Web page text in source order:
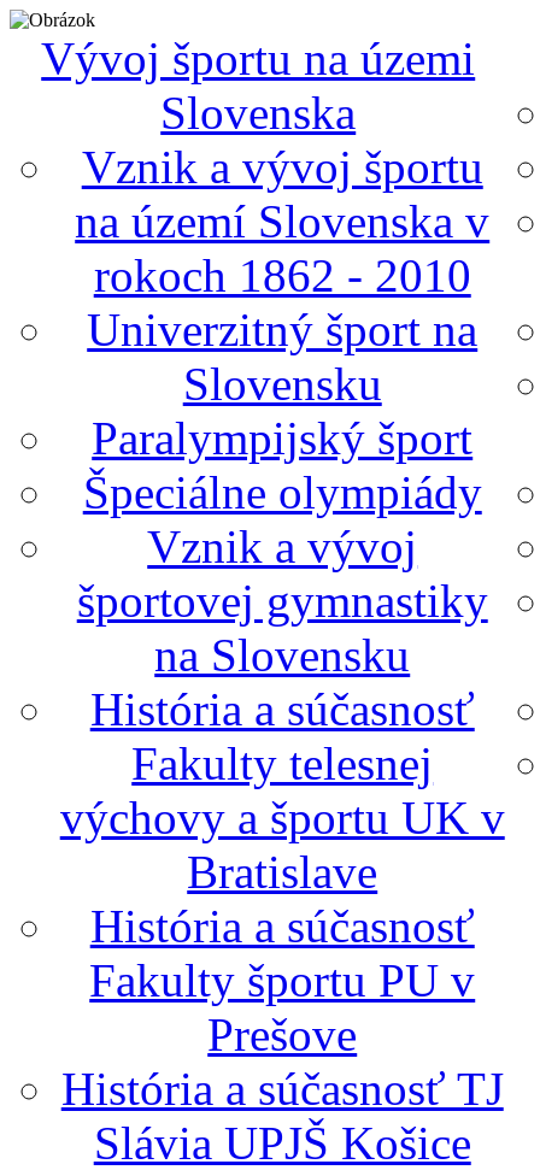
Vývoj športu na územi
Slovenska
Vznik a vývoj športu
na území Slovenska v
rokoch 1862 - 2010
Univerzitný šport na
Slovensku
Paralympijský šport
Špeciálne olympiády
Vznik a vývoj
športovej gymnastiky
na Slovensku
História a súčasnosť
Fakulty telesnej
výchovy a športu UK v
Bratislave
História a súčasnosť
Fakulty športu PU v
Prešove
História a súčasnosť TJ
Slávia UPJŠ Košice